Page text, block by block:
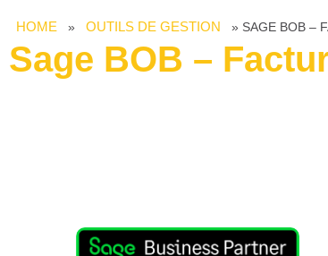
HOME » OUTILS DE GESTION » SAGE BOB –
Sage BOB –